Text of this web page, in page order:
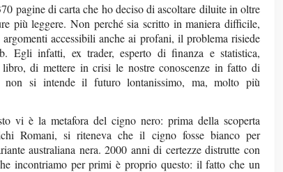
pagine di carta che ho deciso di ascoltare diluite in oltre
più leggere. Non perché sia scritto in maniera difficile,
accessibili anche ai profani, il problema risiede
Egli infatti, ex trader, esperto di finanza e statistica,
di mettere in crisi le nostre conoscenze in fatto di
si intende il futuro lontanissimo, ma, molto più
vi è la metafora del cigno nero: prima della scoperta
Romani, si riteneva che il cigno fosse bianco per
australiana nera. 2000 anni di certezze distrutte con
incontriamo per primi è proprio questo: il fatto che un